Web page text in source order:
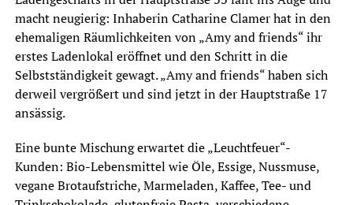
macht neugierig: Inhaberin Catharine Clamer hat in den
ehemaligen Räumlichkeiten von „Amy and friends“ ihr
erstes Ladenlokal eröffnet und den Schritt in die
Selbstständigkeit gewagt. „Amy and friends“ haben sich
derweil vergrößert und sind jetzt in der Hauptstraße 17
ansässig.
Eine bunte Mischung erwartet die „Leuchtfeuer“-
Kunden: Bio-Lebensmittel wie Öle, Essige, Nussmuse,
vegane Brotaufstriche, Marmeladen, Kaffee, Tee- und